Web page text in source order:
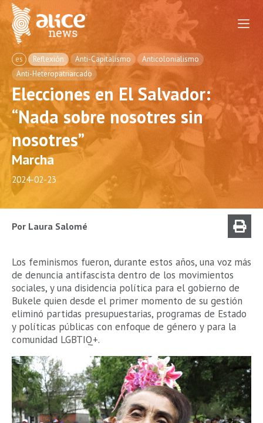
es Reflexión Anti-Capitalismo
Anticolonialismo
Anti-Heteropatriarcado
Elecciones en El Salvador:
“Nada sobre nosotres sin
nosotres”
Marcha
2024-02-23
Por Laura Salomé
Los feminismos fueron, durante estos años, una voz más
de denuncia antifascista dentro de los movimientos
sociales, y una disidencia política para el gobierno de
Bukele quien desde el primer momento de su gestión
eliminó partidas presupuestarias, programas de Estado
y políticas públicas con enfoque de género y para la
comunidad LGBTIQ+.